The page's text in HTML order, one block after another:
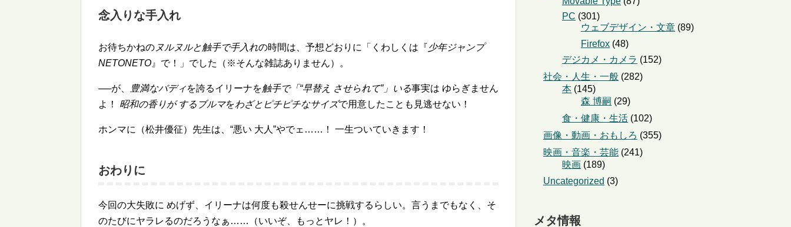
念入りな手入れ
お待ちかねの ヌルヌルと触手で手入れの時間は、予想どおりに「くわしくは『少年ジャンプ
NETONETO 』で！」でした（※そんな雑誌ありません）。
──が、 豊満なバディを誇るイリーナを触手で「 早替え させられて 」いる事実は ゆらぎません
よ！ 昭和の香りが するブルマをわざとピチピチなサイズで用意したことも見逃せない！
ホンマに（松井優征）先生は、 悪い 大人 やでェ……！ 一生ついていきます！
おわりに
今回の大失敗に めげず、イリーナは何度も殺せんせーに挑戦するらしい。言うまでもなく、そ
のたびにヤラレるのだろうなぁ……（いいぞ、もっとヤレ！）。
PC (301)
ウェブデザイン・文章 (89)
Firefox (48)
デジカメ・カメラ (152)
社会・人生・一般 (282)
本 (145)
森 博嗣 (29)
食・健康・生活 (102)
画像・動画・おもしろ (355)
映画・音楽・芸能 (241)
映画 (189)
Uncategorized (3)
メタ情報